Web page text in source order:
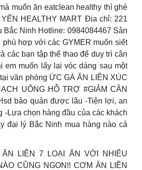
muốn ăn eatclean healthy thì ghé
HEALTHY MART Địa chỉ: 221
Bắc Ninh Hotline: 0984084467 Sản
phù hợp với các GYMER muốn siết
các bạn tập thể thao để duy trì cân
em muốn lấy lại vóc dáng sau một
văn phòng ỨC GÀ ĂN LIỀN XÚC
UỐNG HỖ TRỢ #GIẢM CÂN
bảo quản được lâu -Tiện lợi, an
-Lựa chọn hàng đầu của các khách
đại lý Bắc Ninh mua hàng nào cả
LIỀN 7 LOẠI ĂN VỚI NHIỀU
CŨNG NGON!! CƠM ĂN LIỀN